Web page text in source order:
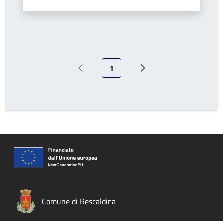
Pagina precedente
Pagina attuale
1 Prossima pagina
Comune di Rescaldina